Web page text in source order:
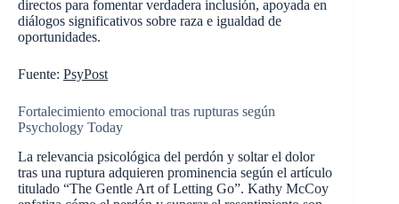
directos para fomentar verdadera inclusión, apoyada en
diálogos significativos sobre raza e igualdad de
oportunidades.
Fuente: PsyPost
Fortalecimiento emocional tras rupturas según
Psychology Today
La relevancia psicológica del perdón y soltar el dolor
tras una ruptura adquieren prominencia según el artículo
titulado “The Gentle Art of Letting Go”. Kathy McCoy